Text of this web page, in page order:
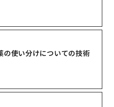
の使い分けについての技術